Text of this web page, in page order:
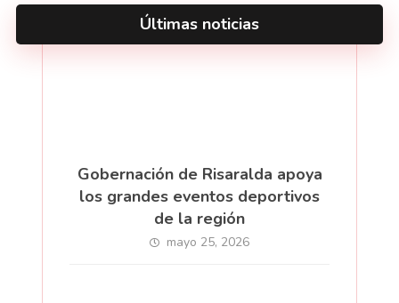
Últimas noticias
Gobernación de Risaralda apoya
los grandes eventos deportivos
de la región
mayo 25, 2026